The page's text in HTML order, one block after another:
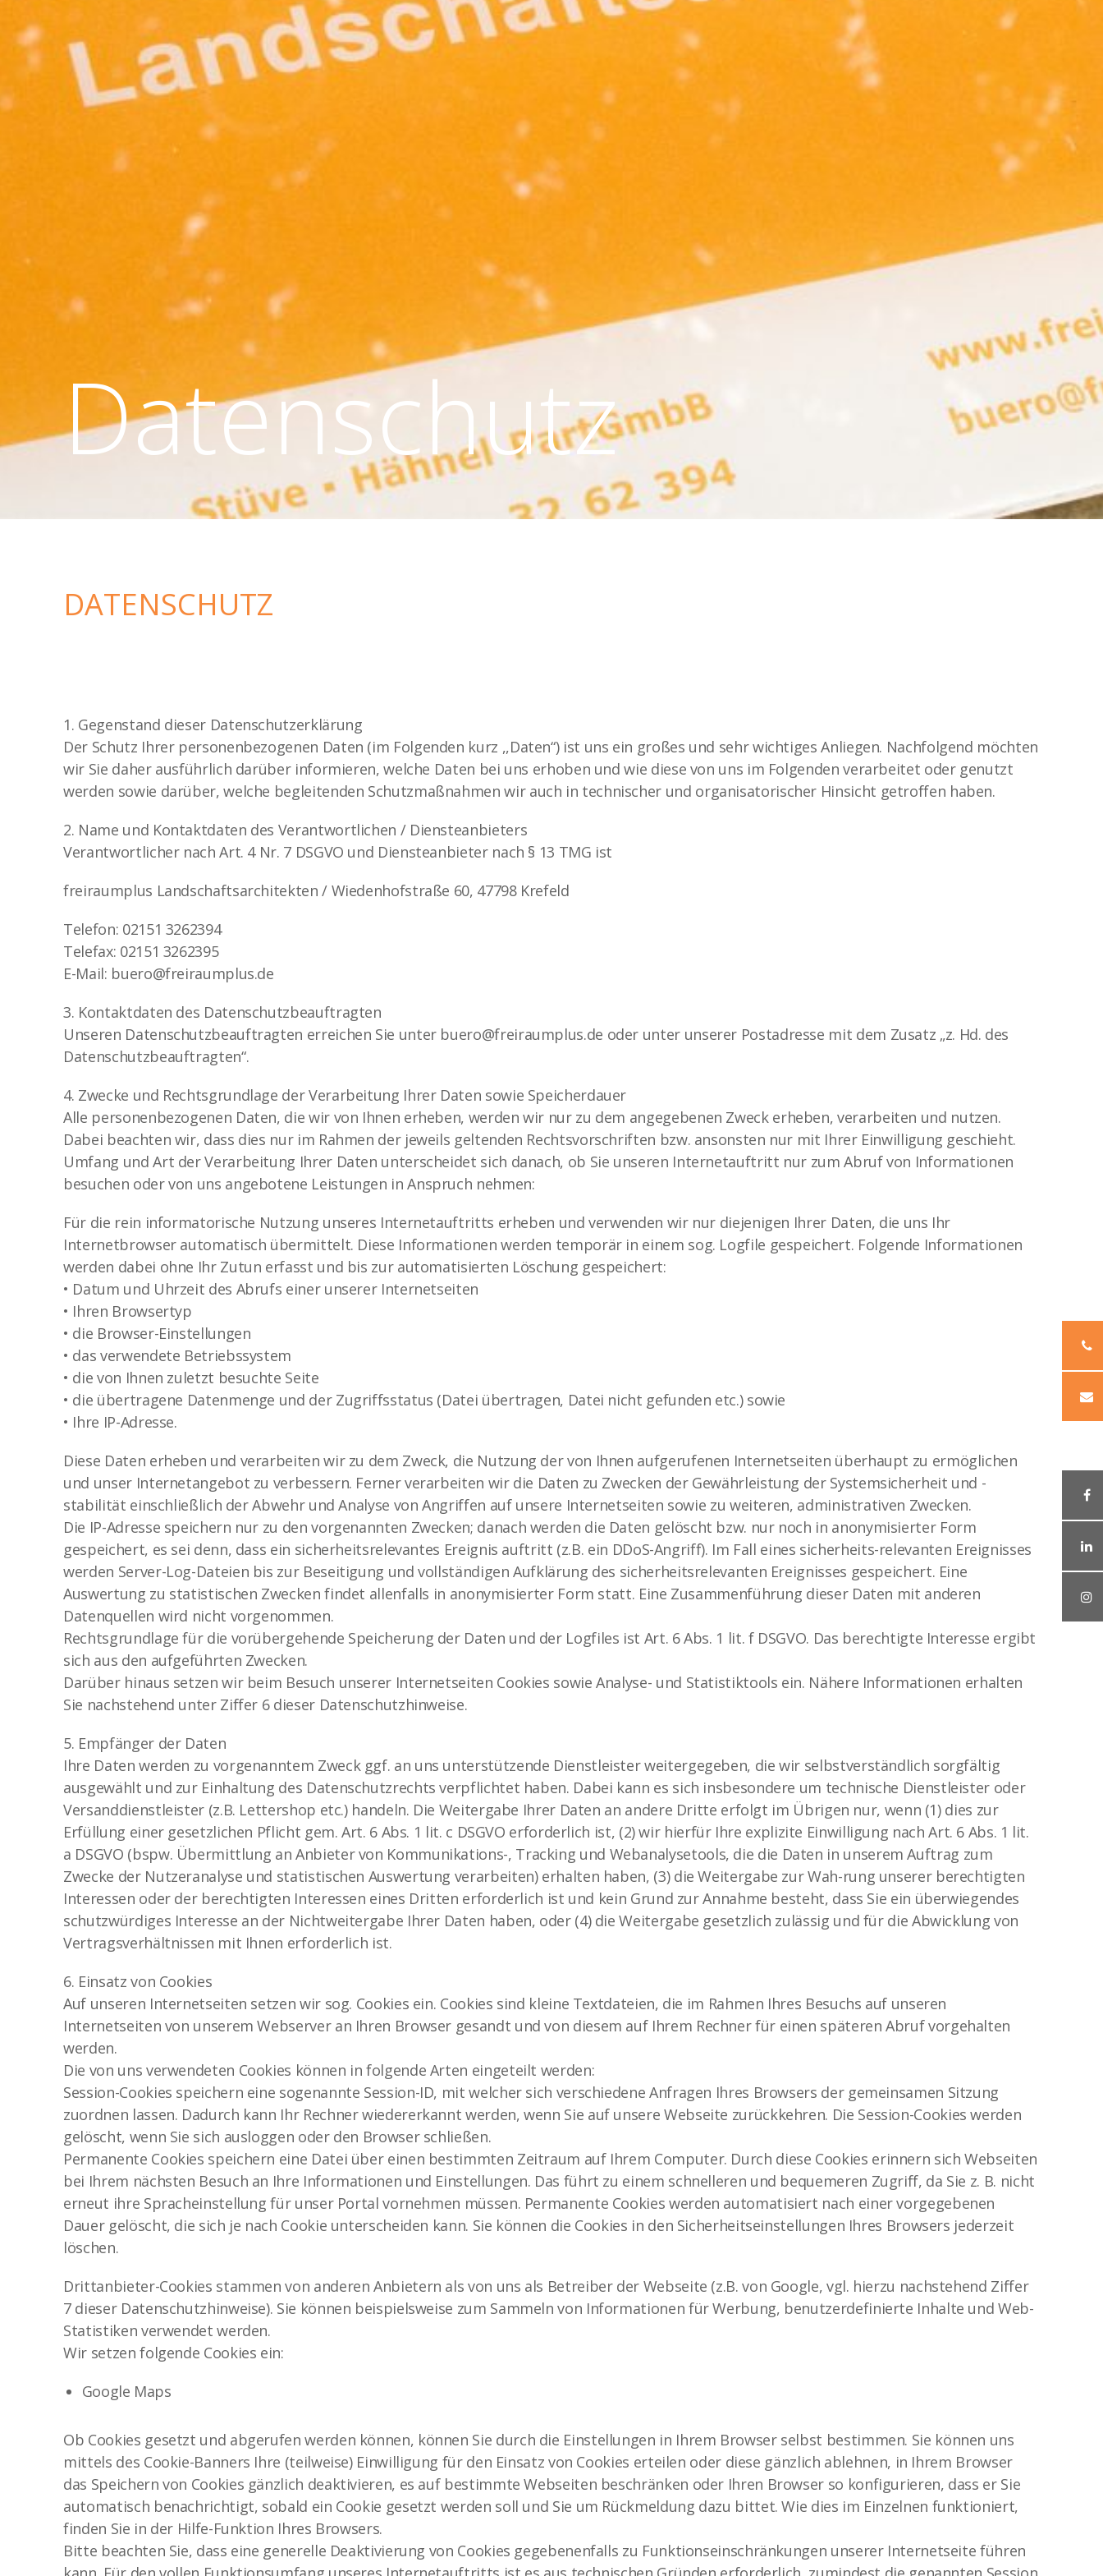
Datenschutz
DATENSCHUTZ
1. Gegenstand dieser Datenschutzerklärung
Der Schutz Ihrer personenbezogenen Daten (im Folgenden kurz ,,Daten“) ist uns ein großes und sehr wichtiges Anliegen. Nachfolgend möchten
wir Sie daher ausführlich darüber informieren, welche Daten bei uns erhoben und wie diese von uns im Folgenden verarbeitet oder genutzt
werden sowie darüber, welche begleitenden Schutzmaßnahmen wir auch in technischer und organisatorischer Hinsicht getroffen haben.
2. Name und Kontaktdaten des Verantwortlichen / Diensteanbieters
Verantwortlicher nach Art. 4 Nr. 7 DSGVO und Diensteanbieter nach § 13 TMG ist
freiraumplus Landschaftsarchitekten / Wiedenhofstraße 60, 47798 Krefeld
Telefon: 02151 3262394
Telefax: 02151 3262395
E-Mail: buero@freiraumplus.de
3. Kontaktdaten des Datenschutzbeauftragten
Unseren Datenschutzbeauftragten erreichen Sie unter buero@freiraumplus.de oder unter unserer Postadresse mit dem Zusatz „z. Hd. des
Datenschutzbeauftragten“.
4. Zwecke und Rechtsgrundlage der Verarbeitung Ihrer Daten sowie Speicherdauer
Alle personenbezogenen Daten, die wir von Ihnen erheben, werden wir nur zu dem angegebenen Zweck erheben, verarbeiten und nutzen.
Dabei beachten wir, dass dies nur im Rahmen der jeweils geltenden Rechtsvorschriften bzw. ansonsten nur mit Ihrer Einwilligung geschieht.
Umfang und Art der Verarbeitung Ihrer Daten unterscheidet sich danach, ob Sie unseren Internetauftritt nur zum Abruf von Informationen
besuchen oder von uns angebotene Leistungen in Anspruch nehmen:
Für die rein informatorische Nutzung unseres Internetauftritts erheben und verwenden wir nur diejenigen Ihrer Daten, die uns Ihr
Internetbrowser automatisch übermittelt. Diese Informationen werden temporär in einem sog. Logfile gespeichert. Folgende Informationen
werden dabei ohne Ihr Zutun erfasst und bis zur automatisierten Löschung gespeichert:
• Datum und Uhrzeit des Abrufs einer unserer Internetseiten
• Ihren Browsertyp
• die Browser-Einstellungen
• das verwendete Betriebssystem
• die von Ihnen zuletzt besuchte Seite
• die übertragene Datenmenge und der Zugriffsstatus (Datei übertragen, Datei nicht gefunden etc.) sowie
• Ihre IP-Adresse.
Diese Daten erheben und verarbeiten wir zu dem Zweck, die Nutzung der von Ihnen aufgerufenen Internetseiten überhaupt zu ermöglichen
und unser Internetangebot zu verbessern. Ferner verarbeiten wir die Daten zu Zwecken der Gewährleistung der Systemsicherheit und -
stabilität einschließlich der Abwehr und Analyse von Angriffen auf unsere Internetseiten sowie zu weiteren, administrativen Zwecken.
Die IP-Adresse speichern nur zu den vorgenannten Zwecken; danach werden die Daten gelöscht bzw. nur noch in anonymisierter Form
gespeichert, es sei denn, dass ein sicherheitsrelevantes Ereignis auftritt (z.B. ein DDoS-Angriff). Im Fall eines sicherheits-relevanten Ereignisses
werden Server-Log-Dateien bis zur Beseitigung und vollständigen Aufklärung des sicherheitsrelevanten Ereignisses gespeichert. Eine
Auswertung zu statistischen Zwecken findet allenfalls in anonymisierter Form statt. Eine Zusammenführung dieser Daten mit anderen
Datenquellen wird nicht vorgenommen.
Rechtsgrundlage für die vorübergehende Speicherung der Daten und der Logfiles ist Art. 6 Abs. 1 lit. f DSGVO. Das berechtigte Interesse ergibt
sich aus den aufgeführten Zwecken.
Darüber hinaus setzen wir beim Besuch unserer Internetseiten Cookies sowie Analyse- und Statistiktools ein. Nähere Informationen erhalten
Sie nachstehend unter Ziffer 6 dieser Datenschutzhinweise.
5. Empfänger der Daten
Ihre Daten werden zu vorgenanntem Zweck ggf. an uns unterstützende Dienstleister weitergegeben, die wir selbstverständlich sorgfältig
ausgewählt und zur Einhaltung des Datenschutzrechts verpflichtet haben. Dabei kann es sich insbesondere um technische Dienstleister oder
Versanddienstleister (z.B. Lettershop etc.) handeln. Die Weitergabe Ihrer Daten an andere Dritte erfolgt im Übrigen nur, wenn (1) dies zur
Erfüllung einer gesetzlichen Pflicht gem. Art. 6 Abs. 1 lit. c DSGVO erforderlich ist, (2) wir hierfür Ihre explizite Einwilligung nach Art. 6 Abs. 1 lit.
a DSGVO (bspw. Übermittlung an Anbieter von Kommunikations-, Tracking und Webanalysetools, die die Daten in unserem Auftrag zum
Zwecke der Nutzeranalyse und statistischen Auswertung verarbeiten) erhalten haben, (3) die Weitergabe zur Wah-rung unserer berechtigten
Interessen oder der berechtigten Interessen eines Dritten erforderlich ist und kein Grund zur Annahme besteht, dass Sie ein überwiegendes
schutzwürdiges Interesse an der Nichtweitergabe Ihrer Daten haben, oder (4) die Weitergabe gesetzlich zulässig und für die Abwicklung von
Vertragsverhältnissen mit Ihnen erforderlich ist.
6. Einsatz von Cookies
Auf unseren Internetseiten setzen wir sog. Cookies ein. Cookies sind kleine Textdateien, die im Rahmen Ihres Besuchs auf unseren
Internetseiten von unserem Webserver an Ihren Browser gesandt und von diesem auf Ihrem Rechner für einen späteren Abruf vorgehalten
werden.
Die von uns verwendeten Cookies können in folgende Arten eingeteilt werden:
Session-Cookies speichern eine sogenannte Session-ID, mit welcher sich verschiedene Anfragen Ihres Browsers der gemeinsamen Sitzung
zuordnen lassen. Dadurch kann Ihr Rechner wiedererkannt werden, wenn Sie auf unsere Webseite zurückkehren. Die Session-Cookies werden
gelöscht, wenn Sie sich ausloggen oder den Browser schließen.
Permanente Cookies speichern eine Datei über einen bestimmten Zeitraum auf Ihrem Computer. Durch diese Cookies erinnern sich Webseiten
bei Ihrem nächsten Besuch an Ihre Informationen und Einstellungen. Das führt zu einem schnelleren und bequemeren Zugriff, da Sie z. B. nicht
erneut ihre Spracheinstellung für unser Portal vornehmen müssen. Permanente Cookies werden automatisiert nach einer vorgegebenen
Dauer gelöscht, die sich je nach Cookie unterscheiden kann. Sie können die Cookies in den Sicherheitseinstellungen Ihres Browsers jederzeit
löschen.
Drittanbieter-Cookies stammen von anderen Anbietern als von uns als Betreiber der Webseite (z.B. von Google, vgl. hierzu nachstehend Ziffer
7 dieser Datenschutzhinweise). Sie können beispielsweise zum Sammeln von Informationen für Werbung, benutzerdefinierte Inhalte und Web-
Statistiken verwendet werden.
Wir setzen folgende Cookies ein:
Google Maps
Ob Cookies gesetzt und abgerufen werden können, können Sie durch die Einstellungen in Ihrem Browser selbst bestimmen. Sie können uns
mittels des Cookie-Banners Ihre (teilweise) Einwilligung für den Einsatz von Cookies erteilen oder diese gänzlich ablehnen, in Ihrem Browser
das Speichern von Cookies gänzlich deaktivieren, es auf bestimmte Webseiten beschränken oder Ihren Browser so konfigurieren, dass er Sie
automatisch benachrichtigt, sobald ein Cookie gesetzt werden soll und Sie um Rückmeldung dazu bittet. Wie dies im Einzelnen funktioniert,
finden Sie in der Hilfe-Funktion Ihres Browsers.
Bitte beachten Sie, dass eine generelle Deaktivierung von Cookies gegebenenfalls zu Funktionseinschränkungen unserer Internetseite führen